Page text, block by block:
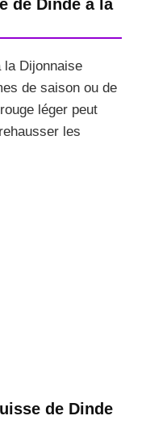
de Dinde à la
la Dijonnaise
de saison ou de
léger peut
les
de Dinde